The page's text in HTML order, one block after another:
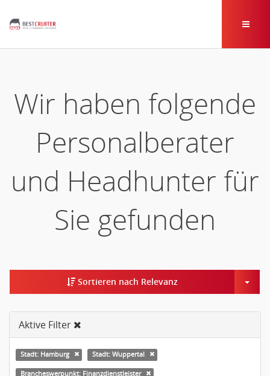
Wir haben folgende
Personalberater
und Headhunter für
Sie gefunden
Sortieren nach Relevanz
Aktive Filter
Stadt: Hamburg Stadt: Wuppertal
Brancheswerpunkt: Finanzdienstleister